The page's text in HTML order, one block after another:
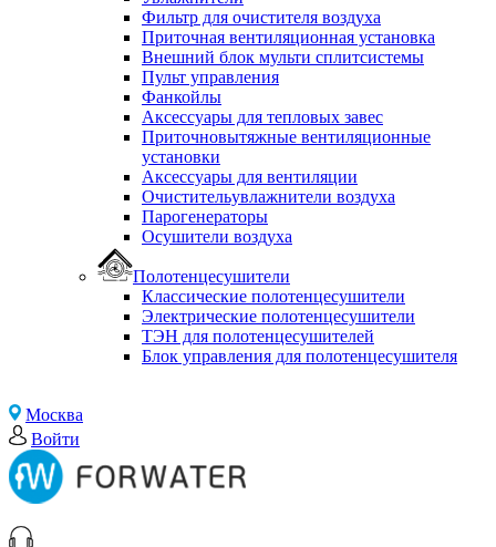
Фильтр для очистителя воздуха
Приточная вентиляционная установка
Внешний блок мульти сплитсистемы
Пульт управления
Фанкойлы
Аксессуары для тепловых завес
Приточновытяжные вентиляционные
установки
Аксессуары для вентиляции
Очистительувлажнители воздуха
Парогенераторы
Осушители воздуха
Полотенцесушители
Классические полотенцесушители
Электрические полотенцесушители
ТЭН для полотенцесушителей
Блок управления для полотенцесушителя
Москва
Войти